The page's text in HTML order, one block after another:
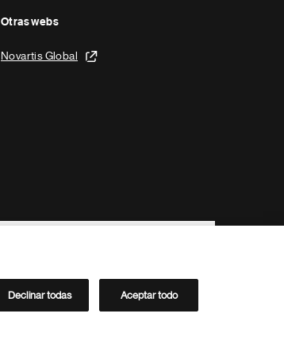
Otras webs
Novartis Global
Directorio de Novartis
Declinar todas Aceptar todo